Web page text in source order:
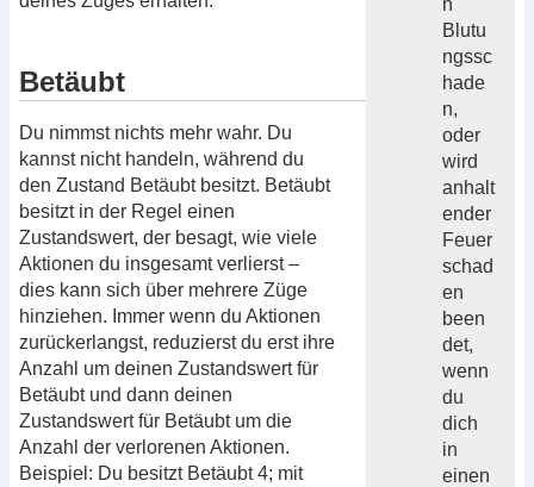
Blutu
ngssc
hade
n,
oder
wird
anhalt
ender
Feuer
schad
en
been
det,
wenn
du
dich
in
einen
Betäubt
Du nimmst nichts mehr wahr. Du
kannst nicht handeln, während du
den Zustand Betäubt besitzt. Betäubt
besitzt in der Regel einen
Zustandswert, der besagt, wie viele
Aktionen du insgesamt verlierst –
dies kann sich über mehrere Züge
hinziehen. Immer wenn du Aktionen
zurückerlangst, reduzierst du erst ihre
Anzahl um deinen Zustandswert für
Betäubt und dann deinen
Zustandswert für Betäubt um die
Anzahl der verlorenen Aktionen.
Beispiel: Du besitzt Betäubt 4; mit